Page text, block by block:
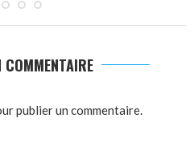
COMMENTAIRE
publier un commentaire.